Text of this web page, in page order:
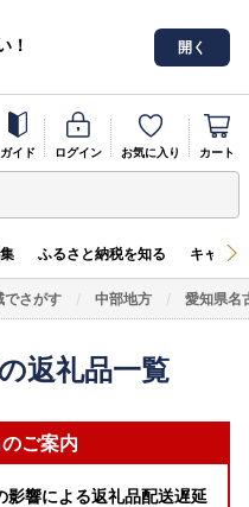
！
開く
ガイド ログイン お気に入り カート
ふるさと納税を知る キャン
でさがす 中部地方 愛知県名
返礼品一覧
ご案内
影響による返礼品配送遅延